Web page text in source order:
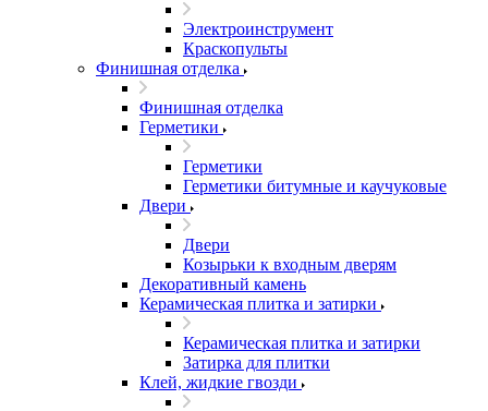
Электроинструмент
Краскопульты
Финишная отделка
Финишная отделка
Герметики
Герметики
Герметики битумные и каучуковые
Двери
Двери
Козырьки к входным дверям
Декоративный камень
Керамическая плитка и затирки
Керамическая плитка и затирки
Затирка для плитки
Клей, жидкие гвозди